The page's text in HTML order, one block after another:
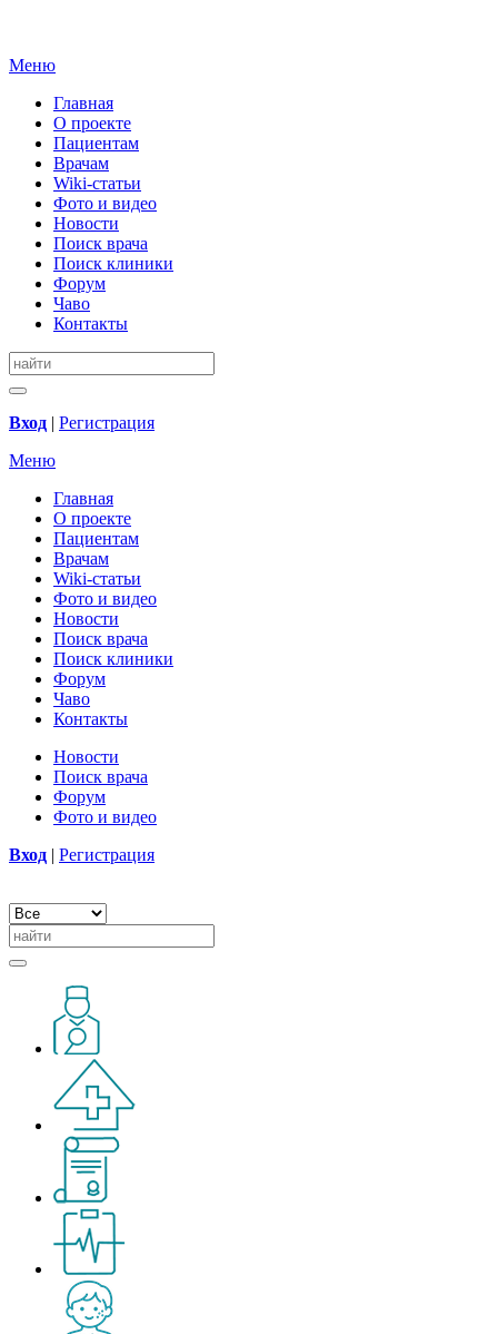
Меню
Главная
О проекте
Пациентам
Врачам
Wiki-статьи
Фото и видео
Новости
Поиск врача
Поиск клиники
Форум
Чаво
Контакты
Вход | Регистрация
Меню
Главная
О проекте
Пациентам
Врачам
Wiki-статьи
Фото и видео
Новости
Поиск врача
Поиск клиники
Форум
Чаво
Контакты
Новости
Поиск врача
Форум
Фото и видео
Вход | Регистрация